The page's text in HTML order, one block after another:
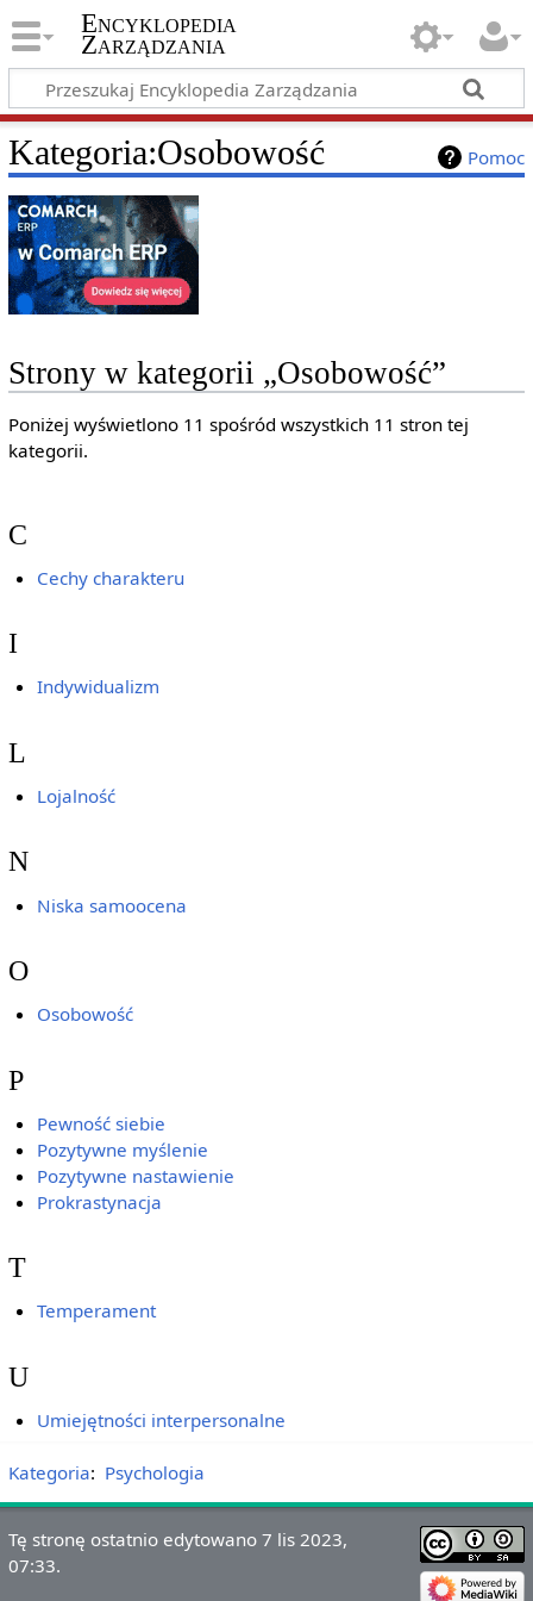
Encyklopedia
Zarządzania
Pomoc
Kategoria:Osobowość
Strony w kategorii „Osobowość”
Poniżej wyświetlono 11 spośród wszystkich 11 stron tej
kategorii.
C
Cechy charakteru
I
Indywidualizm
L
Lojalność
N
Niska samoocena
O
Osobowość
P
Pewność siebie
Pozytywne myślenie
Pozytywne nastawienie
Prokrastynacja
T
Temperament
U
Umiejętności interpersonalne
Kategoria: Psychologia
Tę stronę ostatnio edytowano 7 lis 2023,
07:33.